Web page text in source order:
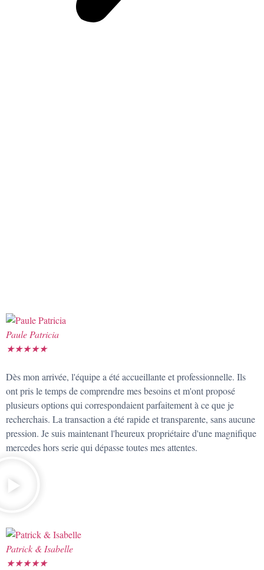
Paule Patricia
★★★★★
Dès mon arrivée, l'équipe a été accueillante et professionnelle. Ils
ont pris le temps de comprendre mes besoins et m'ont proposé
plusieurs options qui correspondaient parfaitement à ce que je
recherchais. La transaction a été rapide et transparente, sans aucune
pression. Je suis maintenant l'heureux propriétaire d'une magnifique
mercedes hors serie qui dépasse toutes mes attentes.
Patrick & Isabelle
★★★★★